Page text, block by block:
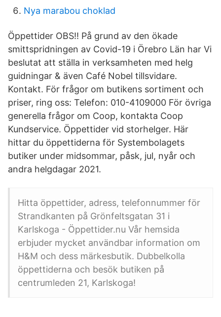
Nya marabou choklad
Öppettider OBS!! På grund av den ökade
smittspridningen av Covid-19 i Örebro Län har Vi
beslutat att ställa in verksamheten med helg
guidningar & även Café Nobel tillsvidare.
Kontakt. För frågor om butikens sortiment och
priser, ring oss: Telefon: 010-4109000 För övriga
generella frågor om Coop, kontakta Coop
Kundservice. Öppettider vid storhelger. Här
hittar du öppettiderna för Systembolagets
butiker under midsommar, påsk, jul, nyår och
andra helgdagar 2021.
Hitta öppettider, adress, telefonnummer för
Strandkanten på Grönfeltsgatan 31 i
Karlskoga - Öppettider.nu Vår hemsida
erbjuder mycket användbar information om
H&M och dess märkesbutik. Dubbelkolla
öppettiderna och besök butiken på
centrumleden 21, Karlskoga!